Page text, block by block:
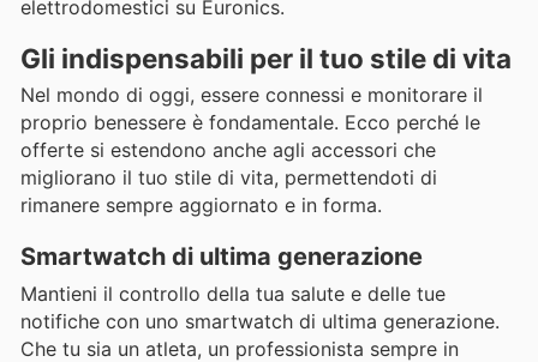
elettrodomestici su Euronics.
Gli indispensabili per il tuo stile di vita
Nel mondo di oggi, essere connessi e monitorare il
proprio benessere è fondamentale. Ecco perché le
offerte si estendono anche agli accessori che
migliorano il tuo stile di vita, permettendoti di
rimanere sempre aggiornato e in forma.
Smartwatch di ultima generazione
Mantieni il controllo della tua salute e delle tue
notifiche con uno smartwatch di ultima generazione.
Che tu sia un atleta, un professionista sempre in